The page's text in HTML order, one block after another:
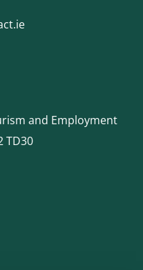
and Employment
TD30